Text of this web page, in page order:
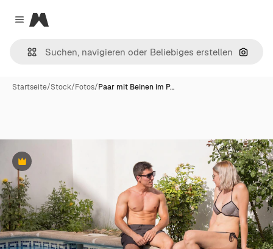
Close menu
Magnific
Nach
Startseite/Stock/Fotos/Paar mit Beinen im P…
Premium